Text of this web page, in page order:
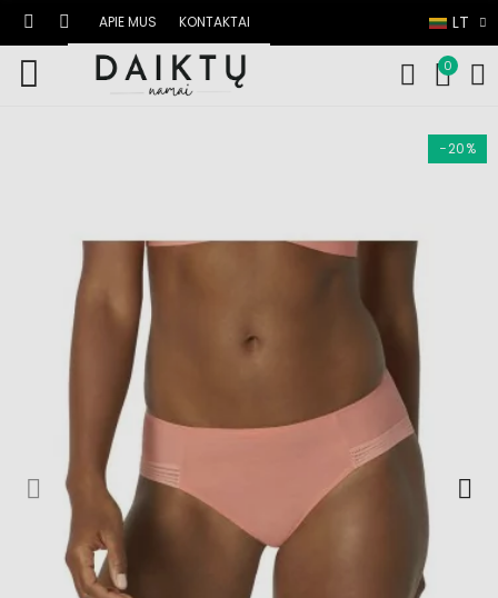
LT
APIE MUS KONTAKTAI
0
−20%